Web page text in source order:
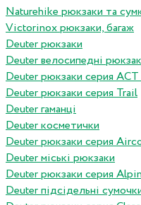
Naturehike рюкзаки та
Victorinox рюкзаки, багаж
Deuter рюкзаки
Deuter велосипедні
Deuter рюкзаки серия
Deuter рюкзаки серия Trail
Deuter гаманці
Deuter косметички
Deuter рюкзаки серия
Deuter міські рюкзаки
Deuter рюкзаки серия
Deuter підсідельні